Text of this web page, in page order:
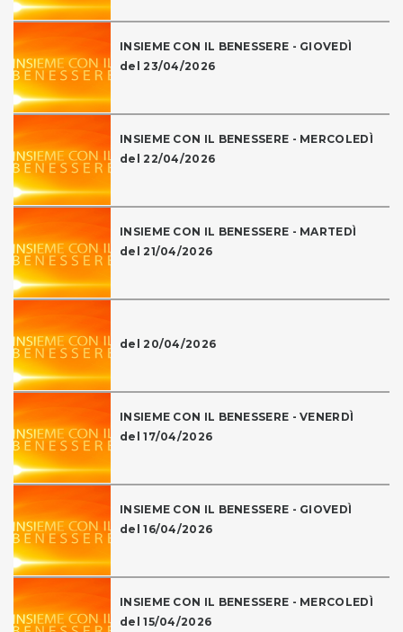
INSIEME CON IL BENESSERE - GIOVEDÌ
del 23/04/2026
INSIEME CON IL BENESSERE - MERCOLEDÌ
del 22/04/2026
INSIEME CON IL BENESSERE - MARTEDÌ
del 21/04/2026
del 20/04/2026
INSIEME CON IL BENESSERE - VENERDÌ
del 17/04/2026
INSIEME CON IL BENESSERE - GIOVEDÌ
del 16/04/2026
INSIEME CON IL BENESSERE - MERCOLEDÌ
del 15/04/2026